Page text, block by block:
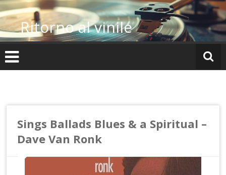
Vai
al
contenutoRitorno al vinile
Sings Ballads Blues & a Spiritual –
Dave Van Ronk